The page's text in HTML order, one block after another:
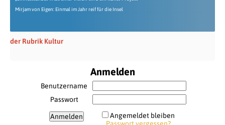
Mirjam von Eigen: Einmal im Jahr reif für die Insel
der Rubrik Kultur
Anmelden
Benutzername
Passwort
Angemeldet bleiben
Passwort vergessen?